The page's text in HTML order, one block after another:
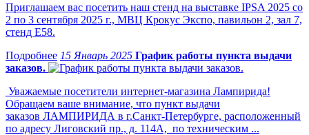
Приглашаем вас посетить наш стенд на выставке IPSA 2025 со
2 по 3 сентября 2025 г., МВЦ Крокус Экспо, павильон 2, зал 7,
стенд Е58.
15 Январь 2025 График работы пункта выдачи
заказов.
Уважаемые посетители интернет-магазина Лампирида!
Обращаем ваше внимание, что пункт выдачи
заказов ЛАМПИРИДА в г.Санкт-Петербурге, расположенный
по адресу Лиговский пр., д. 114А, по техническим ...